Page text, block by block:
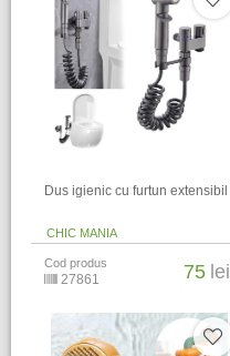
Dus igienic cu furtun extensibil
CHIC MANIA
Cod produs
27861 75 lei